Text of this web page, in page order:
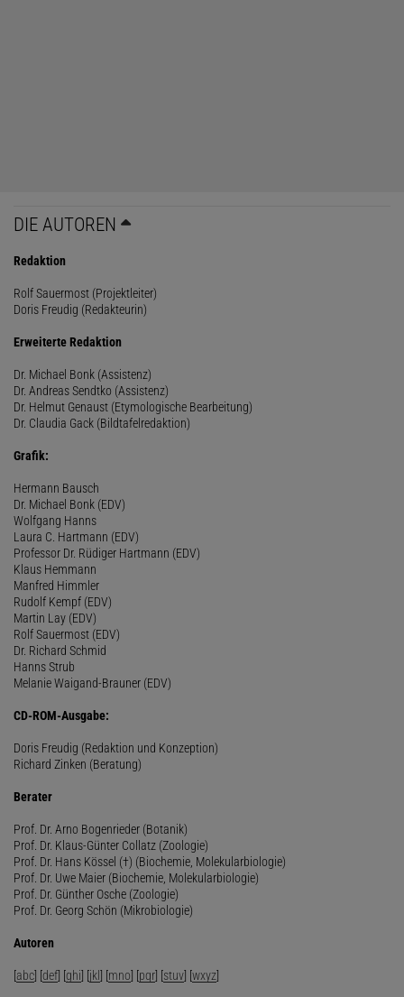
DIE AUTOREN
Redaktion
Rolf Sauermost (Projektleiter)
Doris Freudig (Redakteurin)
Erweiterte Redaktion
Dr. Michael Bonk (Assistenz)
Dr. Andreas Sendtko (Assistenz)
Dr. Helmut Genaust (Etymologische Bearbeitung)
Dr. Claudia Gack (Bildtafelredaktion)
Grafik:
Hermann Bausch
Dr. Michael Bonk (EDV)
Wolfgang Hanns
Laura C. Hartmann (EDV)
Professor Dr. Rüdiger Hartmann (EDV)
Klaus Hemmann
Manfred Himmler
Rudolf Kempf (EDV)
Martin Lay (EDV)
Rolf Sauermost (EDV)
Dr. Richard Schmid
Hanns Strub
Melanie Waigand-Brauner (EDV)
CD-ROM-Ausgabe:
Doris Freudig (Redaktion und Konzeption)
Richard Zinken (Beratung)
Berater
Prof. Dr. Arno Bogenrieder (Botanik)
Prof. Dr. Klaus-Günter Collatz (Zoologie)
Prof. Dr. Hans Kössel (†) (Biochemie, Molekularbiologie)
Prof. Dr. Uwe Maier (Biochemie, Molekularbiologie)
Prof. Dr. Günther Osche (Zoologie)
Prof. Dr. Georg Schön (Mikrobiologie)
Autoren
[abc] [def] [ghi] [jkl] [mno] [pqr] [stuv] [wxyz]